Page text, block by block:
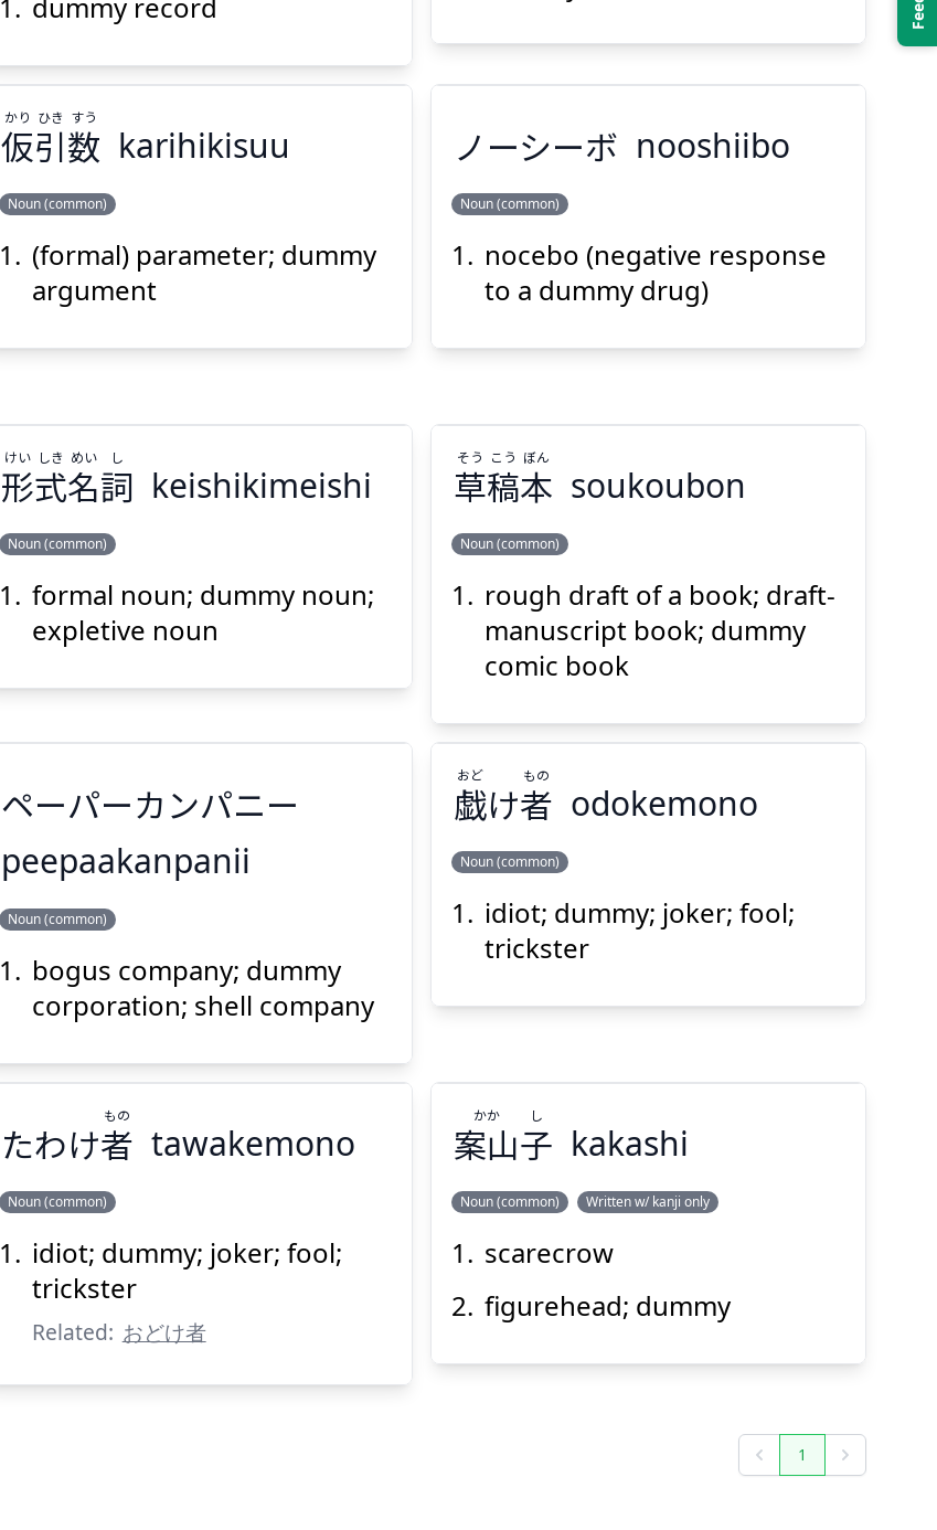
数
かり
ひき
すう
Show answer
(Space)
Suspend
(@)
仮引数
かり ひき すう
karihikisuu
Noun (common)
(formal) parameter; dummy
argument
ノーシーボ
Show answer
(Space)
Suspend
(@)
ノーシーボ nooshiibo
Noun (common)
nocebo (negative response
to a dummy drug)
式
名
詞
けい
しき
めい
し
(Space)
Suspend
(@)
形式名詞
けい しき めい し
keishikimeishi
Noun (common)
formal noun; dummy noun;
expletive noun
草
稿
本
そう
こう
ぼん
Show answer
(Space)
Suspend
(@)
草稿本
そう こう ぼん
soukoubon
Noun (common)
rough draft of a book; draft-
manuscript book; dummy
comic book
ペーパーカンパニー
Show answer
(Space)
Suspend
(@)
ペーパーカンパニー
peepaakanpanii
Noun (common)
bogus company; dummy
corporation; shell company
戯
け
おど
もの
(Space)
Suspend
(@)
戯け者
おど もの
odokemono
Noun (common)
idiot; dummy; joker; fool;
trickster
たわけ
者
もの
たわけ者
もの
tawakemono
Noun (common)
idiot; dummy; joker; fool;
trickster
Related: おどけ者
案山
子
し
Show answer
案山子
かか し
kakashi
Noun (common) Written w/ kanji only
scarecrow
figurehead; dummy
Previous1 Next